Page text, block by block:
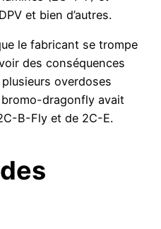
et bien d’autres.
le fabricant se trompe
des conséquences
overdoses
dragonfly avait
B-Fly et de 2C-E.